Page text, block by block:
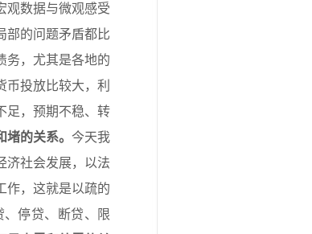
观数据与微观感受
部的问题矛盾都比
务，尤其是各地的
投放比较大，利
足，预期不稳、转
堵的关系。 今天我
济社会发展，以法
作，这就是以疏的
停贷、断贷、限